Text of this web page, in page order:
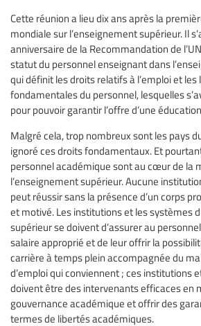
Cette réunion a lieu dix ans après la
mondiale sur l’enseignement supérieur. Il
anniversaire de la Recommandation de
statut du personnel enseignant dans
qui définit les droits relatifs à l’emploi et
fondamentales du personnel, lesquelles
pour pouvoir garantir l’offre d’une
Malgré cela, trop nombreux sont les pays
ignoré ces droits fondamentaux. Et
personnel académique sont au cœur de la
l’enseignement supérieur. Aucune
peut réussir sans la présence d’un corps
et motivé. Les institutions et les systèmes
supérieur se doivent d’assurer au
salaire approprié et de leur offrir la
carrière à temps plein accompagnée du
d’emploi qui conviennent ; ces institutions
doivent être des intervenants efficaces en
gouvernance académique et offrir des
termes de libertés académiques.